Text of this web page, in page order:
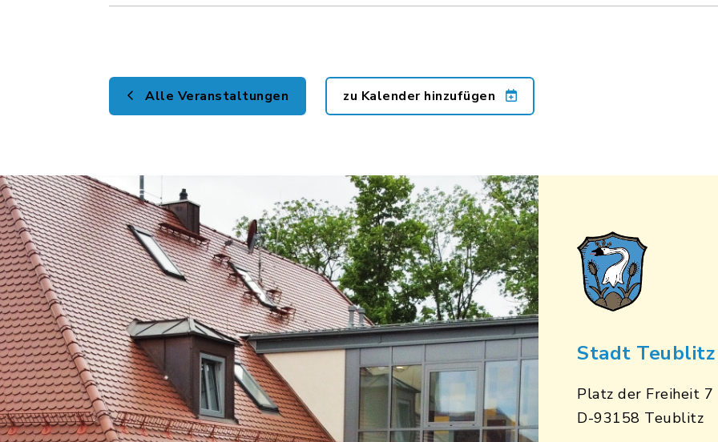
Alle Veranstaltungen zu Kalender hinzufügen
Stadt Teublitz
Platz der Freiheit 7
D-93158 Teublitz